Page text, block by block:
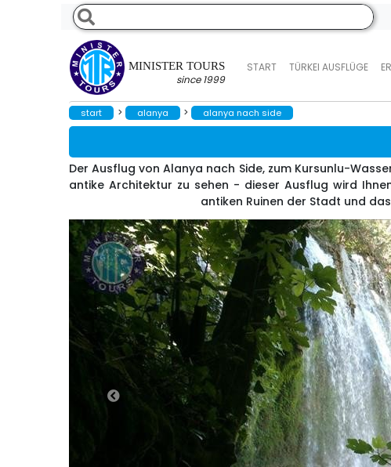
MINISTER TOURS
since 1999
START TÜRKEI AUSFLÜGE
start > alanya > alanya nach side
Der Ausflug von Alanya nach Side, zum Kursunlu-
antike Architektur zu sehen - dieser Ausflug wird
antiken Ruinen der Stadt und